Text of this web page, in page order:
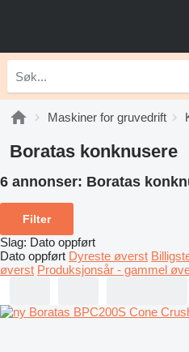
Maskiner for gruvedrift
Boratas konknusere
6 annonser: Boratas
Filter
Slag: Dato oppført
Dato oppført Dyreste øverst
øverst Produksjonsår - gammel